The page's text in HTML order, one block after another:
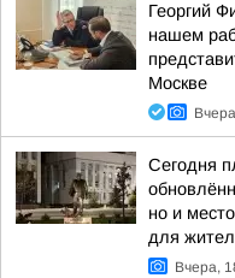
Георгий
нашем
Москве
Сегодня
но и
для
Вчера,